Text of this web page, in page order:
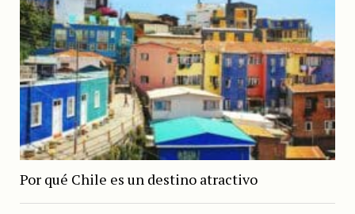
Por qué Chile es un destino atractivo